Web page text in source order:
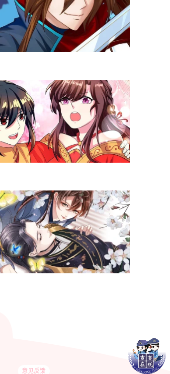
今天开始当首富
意见反馈